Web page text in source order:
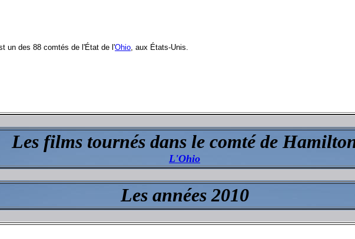
un des 88 comtés de l'État de l'Ohio, aux États-Unis.
Les films tournés dans le comté de
L'Ohio
Les années 2010